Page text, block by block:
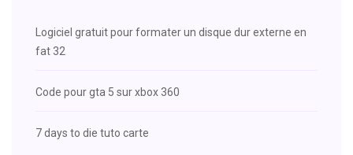
Logiciel gratuit pour formater un disque dur externe en
fat 32
Code pour gta 5 sur xbox 360
7 days to die tuto carte